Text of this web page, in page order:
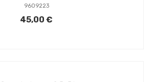
9609223
45,00 €